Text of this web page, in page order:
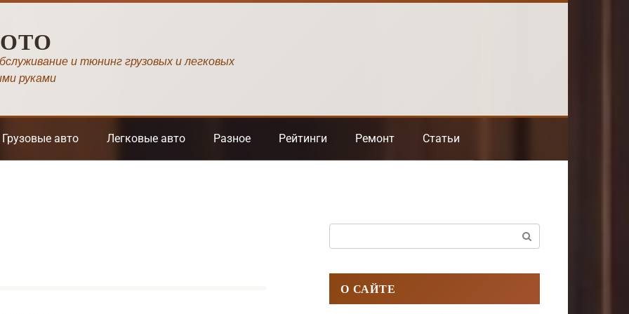
и тюнинг грузовых и легковых
руками
Грузовые авто Легковые авто Разное Рейтинги Ремонт Статьи
О САЙТЕ